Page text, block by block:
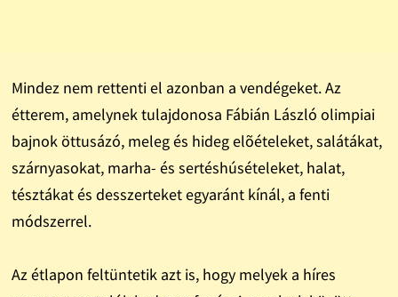
Mindez nem rettenti el azonban a vendégeket. Az
étterem, amelynek tulajdonosa Fábián László olimpiai
bajnok öttusázó, meleg és hideg elõételeket, salátákat,
szárnyasokat, marha- és sertéshúsételeket, halat,
tésztákat és desszerteket egyaránt kínál, a fenti
módszerrel.
Az étlapon feltüntetik azt is, hogy melyek a híres